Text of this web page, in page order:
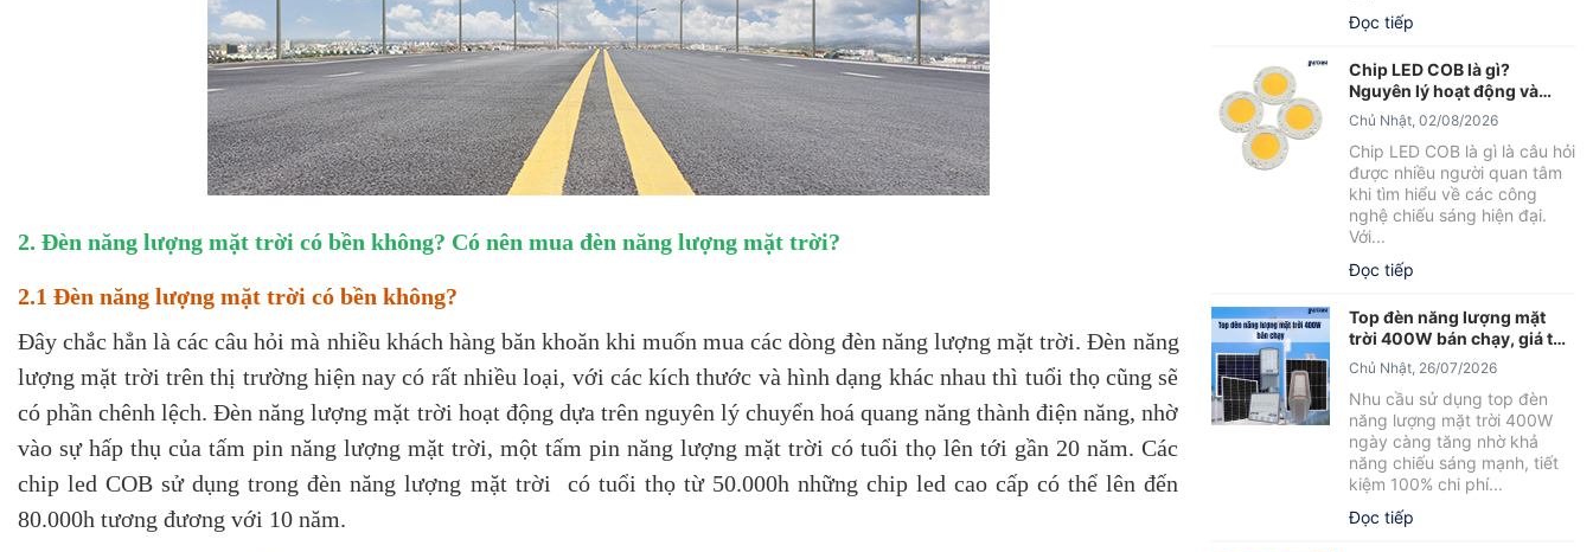
2. Đèn năng lượng mặt trời có bền không? Có nên mua đèn năng lượng mặt trời?
2.1 Đèn năng lượng mặt trời có bền không?
Đây chắc hẳn là các câu hỏi mà nhiều khách hàng băn khoăn khi muốn mua các dòng đèn năng lượng mặt trời. Đèn năng
lượng mặt trời trên thị trường hiện nay có rất nhiều loại, với các kích thước và hình dạng khác nhau thì tuổi thọ cũng sẽ
có phần chênh lệch. Đèn năng lượng mặt trời hoạt động dựa trên nguyên lý chuyển hoá quang năng thành điện năng, nhờ
vào sự hấp thụ của tấm pin năng lượng mặt trời, một tấm pin năng lượng mặt trời có tuổi thọ lên tới gần 20 năm. Các
chip led COB sử dụng trong đèn năng lượng mặt trời có tuổi thọ từ 50.000h những chip led cao cấp có thể lên đến
80.000h tương đương với 10 năm.
Đọc tiếp
Chip LED COB là gì?
Nguyên lý hoạt động và
những điều cần biết
Chủ Nhật, 02/08/2026
Chip LED COB là gì là câu hỏi
được nhiều người quan tâm
khi tìm hiểu về các công
nghệ chiếu sáng hiện đại.
Với...
Đọc tiếp
Top đèn năng lượng mặt
trời 400W bán chạy, giá tốt
2026
Chủ Nhật, 26/07/2026
Nhu cầu sử dụng top đèn
năng lượng mặt trời 400W
ngày càng tăng nhờ khả
năng chiếu sáng mạnh, tiết
kiệm 100% chi phí...
Đọc tiếp